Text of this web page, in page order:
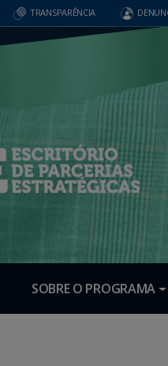
TRANSPARÊNCIA
SOBRE O PROGRAMA